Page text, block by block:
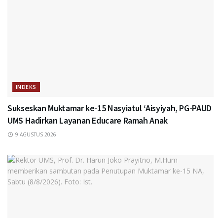
INDEKS
Sukseskan Muktamar ke-15 Nasyiatul ‘Aisyiyah, PG-PAUD
UMS Hadirkan Layanan Educare Ramah Anak
9 AGUSTUS 2026